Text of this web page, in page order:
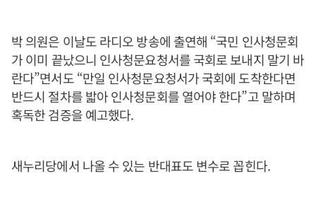
박 의원은 이날도 라디오 방송에 출연해 “국민 인사청문회
가 이미 끝났으니 인사청문요청서를 국회로 보내지 말기 바
란다”면서도 “만일 인사청문요청서가 국회에 도착한다면
반드시 절차를 밟아 인사청문회를 열어야 한다”고 말하며
혹독한 검증을 예고했다.
새누리당에서 나올 수 있는 반대표도 변수로 꼽힌다.